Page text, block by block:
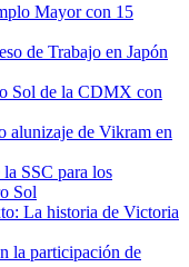
Mayor con 15
de Trabajo en Japón
Sol de la CDMX con
alunizaje de Vikram en
SSC para los
Sol
La historia de Victoria
la participación de